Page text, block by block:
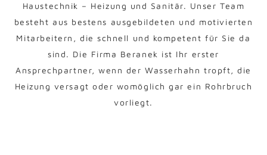
Haustechnik – Heizung und Sanitär. Unser Team
besteht aus bestens ausgebildeten und motivierten
Mitarbeitern, die schnell und kompetent für Sie da
sind. Die Firma Beranek ist Ihr erster
Ansprechpartner, wenn der Wasserhahn tropft, die
Heizung versagt oder womöglich gar ein Rohrbruch
vorliegt.